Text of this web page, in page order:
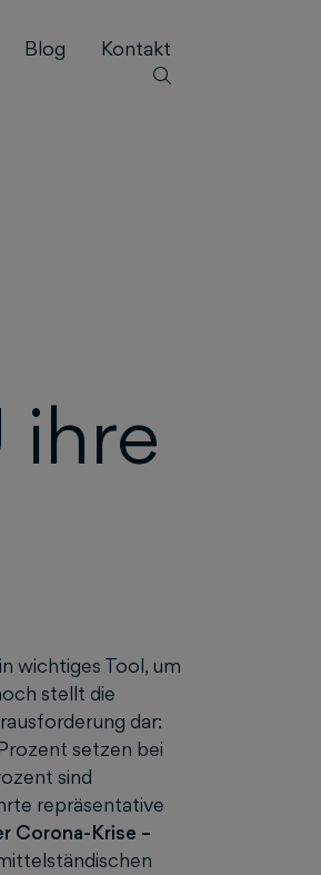
Blog Kontakt
ihre
wichtiges Tool, um
stellt die
dar:
setzen bei
sind
repräsentative
Corona-Krise –